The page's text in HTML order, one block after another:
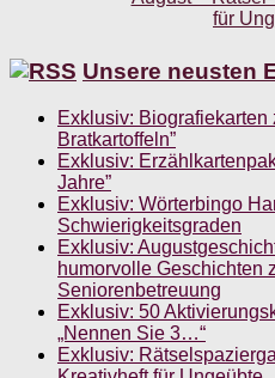
Unsere neusten
Exklusiv: Biografiekarten
Bratkartoffeln”
Exklusiv:
Jahre”
Exklusiv: Wörterbingo
Schwierigkeitsgraden
Exklusiv:
humorvolle Geschichten
Seniorenbetreuung
Exklusiv: 50
„Nennen Sie 3…“
Exklusiv: